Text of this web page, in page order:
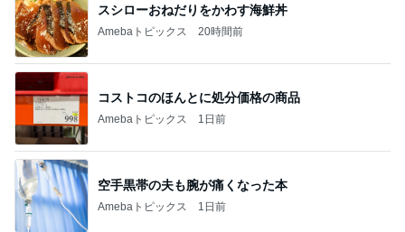
スシローおねだりをかわす海鮮丼
Amebaトピックス 20時間前
コストコのほんとに処分価格の商品
Amebaトピックス 1日前
空手黒帯の夫も腕が痛くなった本
Amebaトピックス 1日前